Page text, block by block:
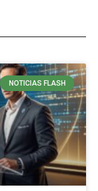
NOTICIAS FLASH